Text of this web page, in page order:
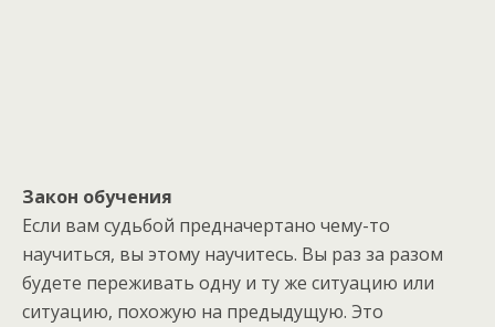
Закон обучения
Если вам судьбой предначертано чему-то
научиться, вы этому научитесь. Вы раз за разом
будете переживать одну и ту же ситуацию или
ситуацию, похожую на предыдущую. Это